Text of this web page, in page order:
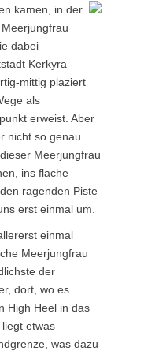
kamen, in der
dabei
Kerkyra
mittig plaziert
als
erweist. Aber
nicht so genau
Meerjungfrau
ins flache
ragenden Piste
erst einmal um.
einmal
Meerjungfrau
der
dort, wo es
High Heel in das
etwas
was dazu